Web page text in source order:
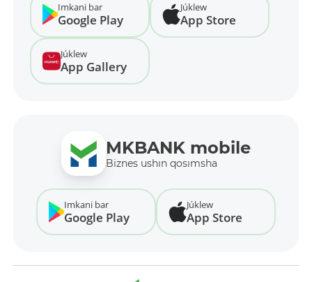
Imkani bar
Google Play
Júklew
App Store
Júklew
App Gallery
MKBANK mobile
Biznes ushın qosımsha
Imkani bar
Google Play
Júklew
App Store